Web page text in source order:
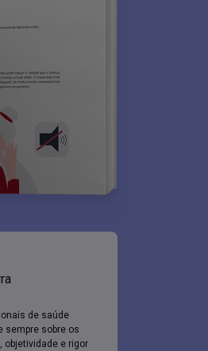
de saúde
sempre sobre os
objetividade e rigor